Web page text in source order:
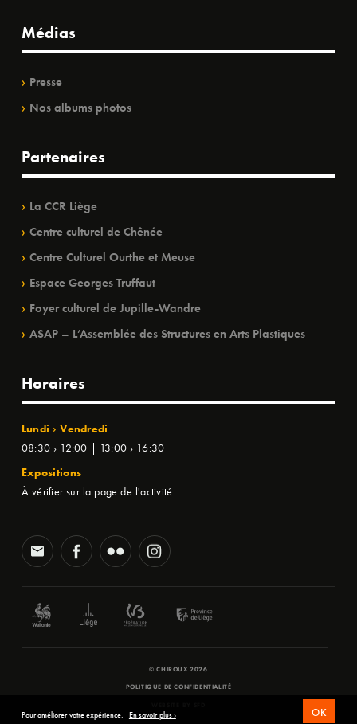
Médias
Presse
Nos albums photos
Partenaires
La CCR Liège
Centre culturel de Chênée
Centre Culturel Ourthe et Meuse
Espace Georges Truffaut
Foyer culturel de Jupille-Wandre
ASAP – L’Assemblée des Structures en Arts Plastiques
Horaires
Lundi › Vendredi
08:30 › 12:00 | 13:00 › 16:30
Expositions
À vérifier sur la page de l'activité
© CHIROUX 2026
POLITIQUE DE CONFIDENTIALITÉ
Pour améliorer votre expérience. En savoir plus › OK